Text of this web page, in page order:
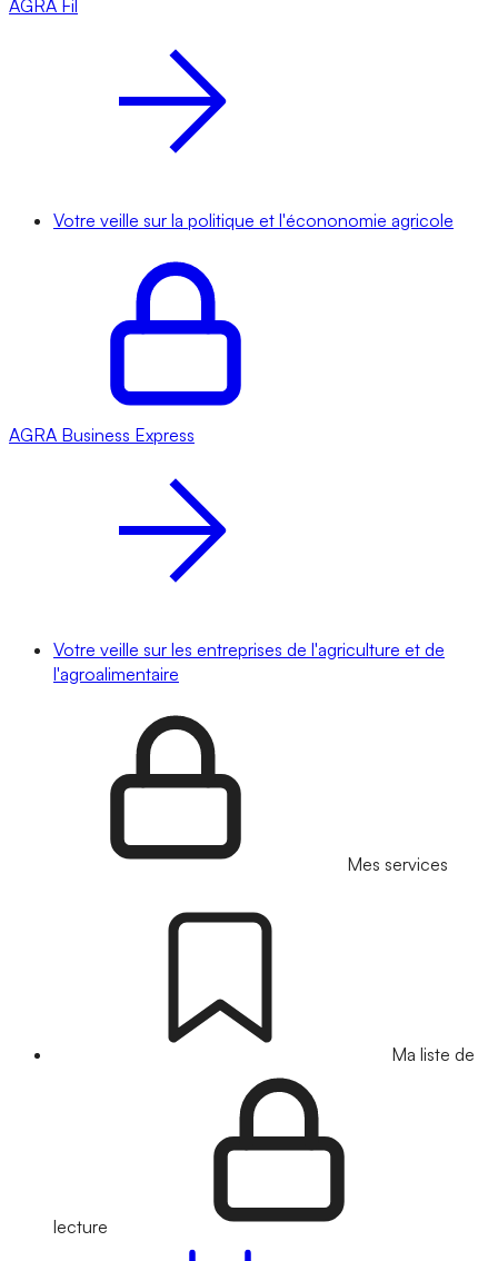
AGRA Fil
Votre veille sur la politique et l'écononomie agricole
AGRA Business Express
Votre veille sur les entreprises de l'agriculture et de
l'agroalimentaire
Mes services
Ma liste de
lecture